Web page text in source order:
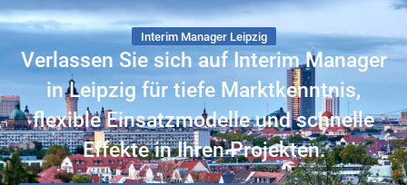
Interim Manager Leipzig
Verlassen Sie sich auf Interim Manager
in Leipzig für tiefe Marktkenntnis,
flexible Einsatzmodelle und schnelle
Effekte in Ihren Projekten.